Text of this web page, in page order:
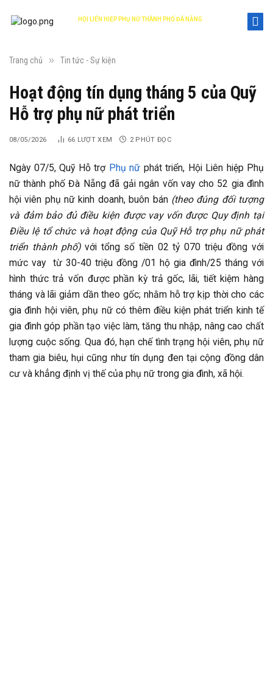
HỘI LIÊN HIỆP PHỤ NỮ THÀNH PHỐ ĐÀ NẴNG
DANANG WOMEN'S UNION
Trang chủ » Tin tức - Sự kiện
Hoạt động tín dụng tháng 5 của Quỹ
Hỗ trợ phụ nữ phát triển
08/05/2026 66 LƯỢT XEM 2 PHÚT ĐỌC
Ngày 07/5, Quỹ Hỗ trợ Phụ nữ phát triển, Hội Liên hiệp Phụ
nữ thành phố Đà Nẵng đã gải ngân vốn vay cho 52 gia đình
hội viên phụ nữ kinh doanh, buôn bán (theo đúng đối tượng
và đảm bảo đủ điều kiện được vay vốn được Quy định tại
Điều lệ tổ chức và hoạt động của Quỹ Hỗ trợ phụ nữ phát
triển thành phố) với tổng số tiền 02 tỷ 070 triệu đồng với
mức vay từ 30-40 triệu đồng /01 hộ gia đình/25 tháng với
hình thức trả vốn được phần kỳ trả gốc, lãi, tiết kiệm hàng
tháng và lãi giảm dần theo gốc; nhằm hỗ trợ kịp thời cho các
gia đình hội viên, phụ nữ có thêm điều kiện phát triển kinh tế
gia đình góp phần tạo việc làm, tăng thu nhập, nâng cao chất
lượng cuộc sống. Qua đó, hạn chế tình trạng hội viên, phụ nữ
tham gia biêu, hụi cũng như tín dụng đen tại cộng đồng dân
cư và khẳng định vị thế của phụ nữ trong gia đình, xã hội.